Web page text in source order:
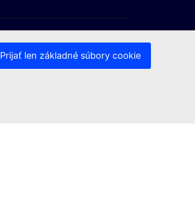
Prijať len základné súbory cookie